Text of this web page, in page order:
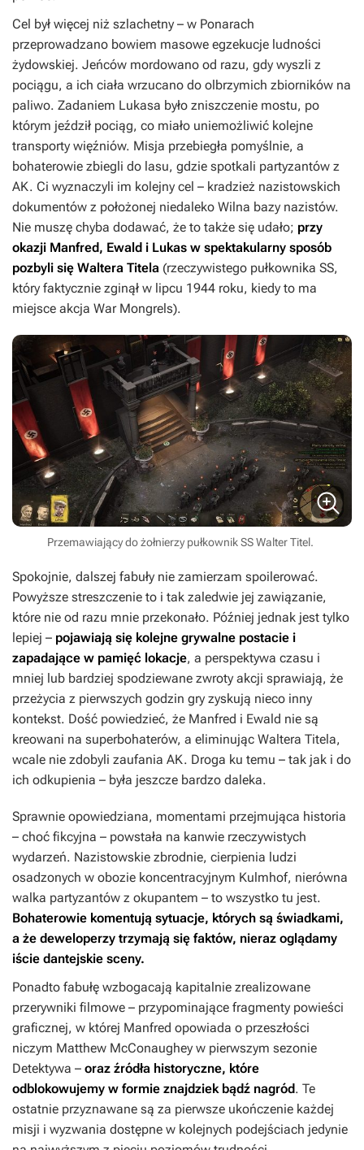
Cel był więcej niż szlachetny – w Ponarach
przeprowadzano bowiem masowe egzekucje ludności
żydowskiej. Jeńców mordowano od razu, gdy wyszli z
pociągu, a ich ciała wrzucano do olbrzymich zbiorników na
paliwo. Zadaniem Lukasa było zniszczenie mostu, po
którym jeździł pociąg, co miało uniemożliwić kolejne
transporty więźniów. Misja przebiegła pomyślnie, a
bohaterowie zbiegli do lasu, gdzie spotkali partyzantów z
AK. Ci wyznaczyli im kolejny cel – kradzież nazistowskich
dokumentów z położonej niedaleko Wilna bazy nazistów.
Nie muszę chyba dodawać, że to także się udało; przy
okazji Manfred, Ewald i Lukas w spektakularny sposób
pozbyli się Waltera Titela (rzeczywistego pułkownika SS,
który faktycznie zginął w lipcu 1944 roku, kiedy to ma
miejsce akcja War Mongrels).
Przemawiający do żołnierzy pułkownik SS Walter Titel.
Spokojnie, dalszej fabuły nie zamierzam spoilerować.
Powyższe streszczenie to i tak zaledwie jej zawiązanie,
które nie od razu mnie przekonało. Później jednak jest tylko
lepiej – pojawiają się kolejne grywalne postacie i
zapadające w pamięć lokacje, a perspektywa czasu i
mniej lub bardziej spodziewane zwroty akcji sprawiają, że
przeżycia z pierwszych godzin gry zyskują nieco inny
kontekst. Dość powiedzieć, że Manfred i Ewald nie są
kreowani na superbohaterów, a eliminując Waltera Titela,
wcale nie zdobyli zaufania AK. Droga ku temu – tak jak i do
ich odkupienia – była jeszcze bardzo daleka.
Sprawnie opowiedziana, momentami przejmująca historia
– choć fikcyjna – powstała na kanwie rzeczywistych
wydarzeń. Nazistowskie zbrodnie, cierpienia ludzi
osadzonych w obozie koncentracyjnym Kulmhof, nierówna
walka partyzantów z okupantem – to wszystko tu jest.
Bohaterowie komentują sytuacje, których są świadkami,
a że deweloperzy trzymają się faktów, nieraz oglądamy
iście dantejskie sceny.
Ponadto fabułę wzbogacają kapitalnie zrealizowane
przerywniki filmowe – przypominające fragmenty powieści
graficznej, w której Manfred opowiada o przeszłości
niczym Matthew McConaughey w pierwszym sezonie
Detektywa – oraz źródła historyczne, które
odblokowujemy w formie znajdziek bądź nagród. Te
ostatnie przyznawane są za pierwsze ukończenie każdej
misji i wyzwania dostępne w kolejnych podejściach jedynie